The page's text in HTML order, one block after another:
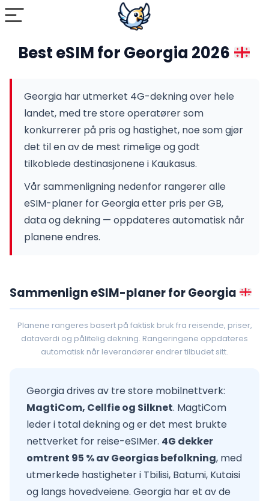
Best eSIM for Georgia 2026
Georgia har utmerket 4G-dekning over hele
landet, med tre store operatører som
konkurrerer på pris og hastighet, noe som gjør
det til en av de mest rimelige og godt
tilkoblede destinasjonene i Kaukasus.
Vår sammenligning nedenfor rangerer alle
eSIM-planer for Georgia etter pris per GB,
data og dekning — oppdateres automatisk når
planene endres.
Sammenlign eSIM-planer for Georgia
Planene rangeres basert på faktisk bruk fra reisende, priser,
dataverdi og pålitelig dekning. Rangeringene oppdateres
automatisk når leverandører endrer tilbudet sitt.
Georgia drives av tre store mobilnettverk:
MagtiCom, Cellfie og Silknet. MagtiCom
leder i total dekning og er det mest brukte
nettverket for reise-eSIMer. 4G dekker
omtrent 95 % av Georgias befolkning, med
utmerkede hastigheter i Tbilisi, Batumi, Kutaisi
og langs hovedveiene. Georgia har et av de